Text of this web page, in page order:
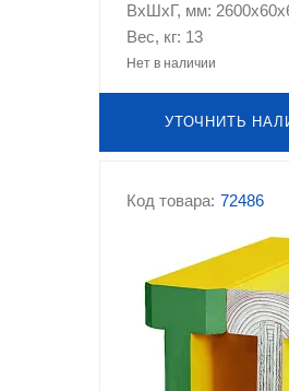
ВхШхГ, мм:
Вес, кг: 13
Нет в наличии
УТОЧНИТЬ
Код товара: 72486